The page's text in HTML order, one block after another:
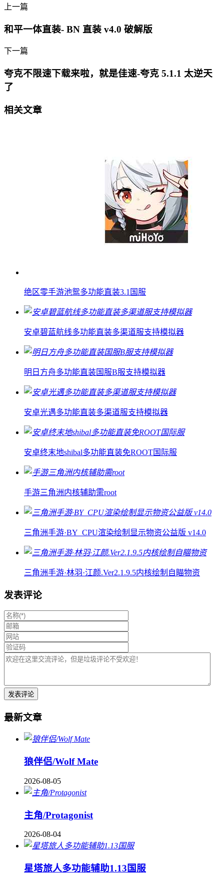
上一篇
和平一体直装- BN 直装 v4.0 破解版
下一篇
夸克不限速下载来啦，就是佳速-夸克 5.1.1 太逆天
了
相关文章
绝区零手游池鸳多功能直装3.1国服
安卓碧蓝航线多功能直装多渠道服支持模拟器
明日方舟多功能直装国服B服支持模拟器
安卓光遇多功能直装多渠道服支持模拟器
安卓终末地shibal多功能直装免ROOT国际服
手游三角洲内核辅助需root
三角洲手游·BY_CPU渲染绘制显示物资公益版 v14.0
三角洲手游·林羽·江颜.Ver2.1.9.5内核绘制自瞄物资
发表评论
最新文章
狼伴侣/Wolf Mate
2026-08-05
主角/Protagonist
2026-08-04
星塔旅人多功能辅助1.13国服